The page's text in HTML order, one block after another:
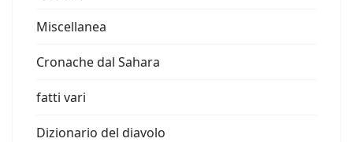
Miscellanea
Cronache dal Sahara
fatti vari
Dizionario del diavolo